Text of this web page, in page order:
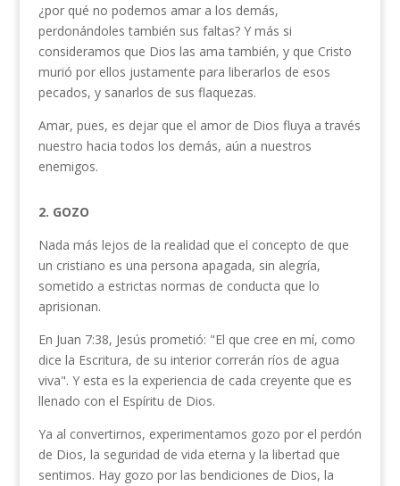
¿por qué no podemos amar a los demás,
perdonándoles también sus faltas? Y más si
consideramos que Dios las ama también, y que Cristo
murió por ellos justamente para liberarlos de esos
pecados, y sanarlos de sus flaquezas.
Amar, pues, es dejar que el amor de Dios fluya a través
nuestro hacia todos los demás, aún a nuestros
enemigos.
2. GOZO
Nada más lejos de la realidad que el concepto de que
un cristiano es una persona apagada, sin alegría,
sometido a estrictas normas de conduc­ta que lo
aprisionan.
En Juan 7:38, Jesús prometió: "El que cree en mí, como
dice la Escritura, de su interior correrán ríos de agua
viva". Y esta es la experiencia de cada creyente que es
llenado con el Espíritu de Dios.
Ya al convertirnos, experimentamos gozo por el perdón
de Dios, la seguridad de vida eterna y la libertad que
sentimos. Hay gozo por las bendiciones de Dios, la